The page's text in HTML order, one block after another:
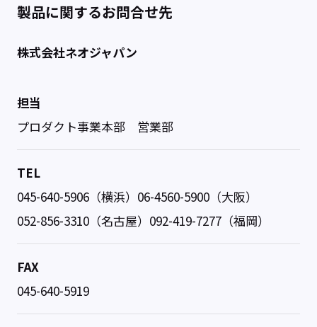
製品に関するお問合せ先
株式会社ネオジャパン
担当
プロダクト事業本部 営業部
TEL
045-640-5906（横浜）06-4560-5900（大阪）
052-856-3310（名古屋）092-419-7277（福岡）
FAX
045-640-5919